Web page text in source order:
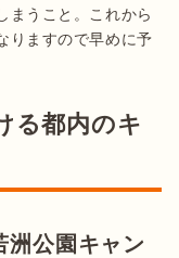
まうこと。これから
りますので早めに予
る都内のキ
洲公園キャン